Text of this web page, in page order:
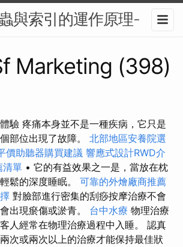
與索引的運作原理-
Marketing (398)
驗 疼痛本身並不是一種疾病，它只是
部位出現了故障。 北部地區安養院選
價助聽器購買建議 響應式設計RWD介
清單 • 它的有益效果之一是，當放在枕
鬆的深度睡眠。 可靠的外燴廠商推薦
對臉部進行密集的刮痧按摩治療不會
出現瘀傷或淤青。 台中水療 物理治療
人經常在物理治療過程中入睡。 認真
次或兩次以上的治療才能保持最佳狀